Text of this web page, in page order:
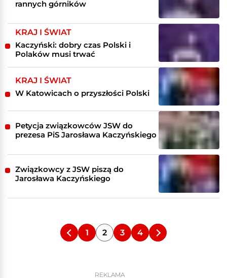
rannych górników
KRAJ I ŚWIAT
Kaczyński: dobry czas Polski i
Polaków musi trwać
KRAJ I ŚWIAT
W Katowicach o przyszłości Polski
Petycja związkowców JSW do
prezesa PiS Jarosława Kaczyńskiego
Związkowcy z JSW piszą do
Jarosława Kaczyńskiego
1 2 3 4
REKLAMA